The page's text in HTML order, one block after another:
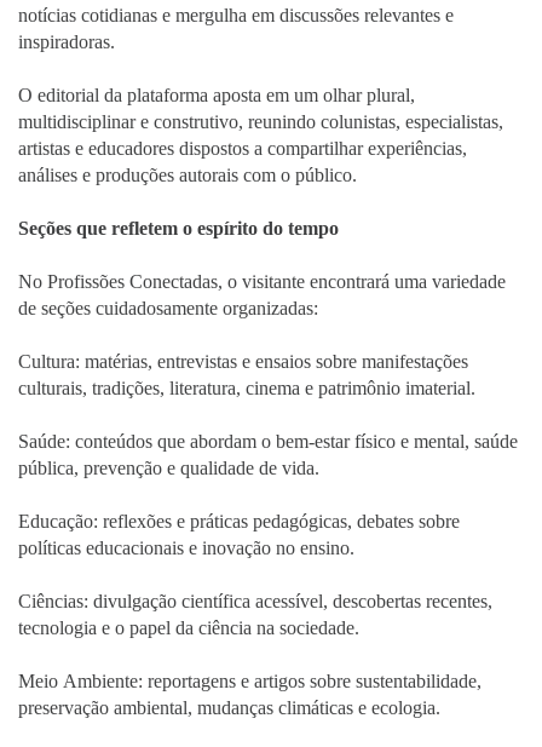
notícias cotidianas e mergulha em discussões relevantes e
inspiradoras.
O editorial da plataforma aposta em um olhar plural,
multidisciplinar e construtivo, reunindo colunistas, especialistas,
artistas e educadores dispostos a compartilhar experiências,
análises e produções autorais com o público.
Seções que refletem o espírito do tempo
No Profissões Conectadas, o visitante encontrará uma variedade
de seções cuidadosamente organizadas:
Cultura: matérias, entrevistas e ensaios sobre manifestações
culturais, tradições, literatura, cinema e patrimônio imaterial.
Saúde: conteúdos que abordam o bem-estar físico e mental, saúde
pública, prevenção e qualidade de vida.
Educação: reflexões e práticas pedagógicas, debates sobre
políticas educacionais e inovação no ensino.
Ciências: divulgação científica acessível, descobertas recentes,
tecnologia e o papel da ciência na sociedade.
Meio Ambiente: reportagens e artigos sobre sustentabilidade,
preservação ambiental, mudanças climáticas e ecologia.